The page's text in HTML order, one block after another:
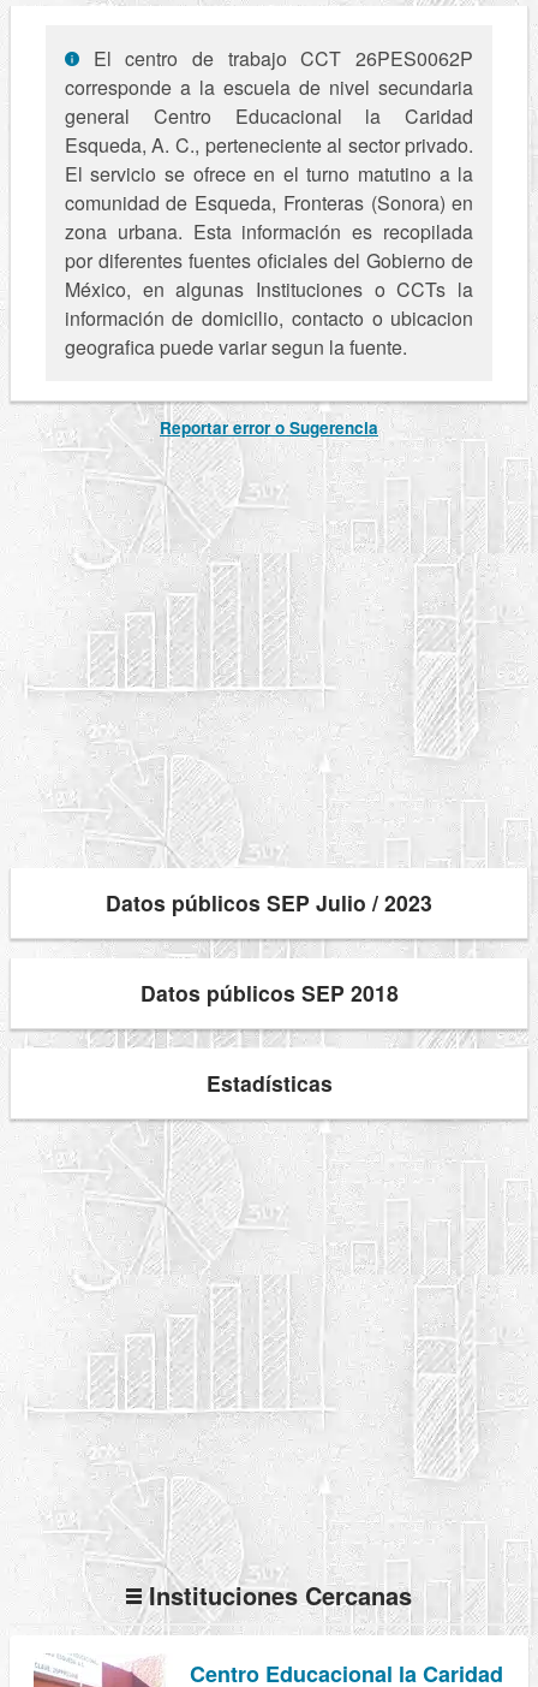
El centro de trabajo CCT 26PES0062P
corresponde a la escuela de nivel secundaria
general Centro Educacional la Caridad
Esqueda, A. C., perteneciente al sector privado.
El servicio se ofrece en el turno matutino a la
comunidad de Esqueda, Fronteras (Sonora) en
zona urbana. Esta información es recopilada
por diferentes fuentes oficiales del Gobierno de
México, en algunas Instituciones o CCTs la
información de domicilio, contacto o ubicacion
geografica puede variar segun la fuente.
Reportar error o Sugerencia
Datos públicos SEP Julio / 2023
Datos públicos SEP 2018
Estadísticas
Instituciones Cercanas
Centro Educacional la Caridad